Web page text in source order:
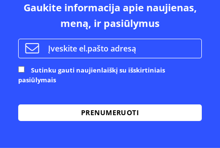
Gaukite informacija apie naujienas,
meną, ir pasiūlymus
Sutinku gauti naujienlaiškį su išskirtiniais
pasiūlymais